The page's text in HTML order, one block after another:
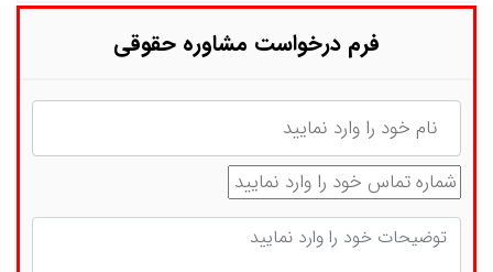
فرم درخواست مشاوره حقوقی
نام
شماره تماس
توضیحات